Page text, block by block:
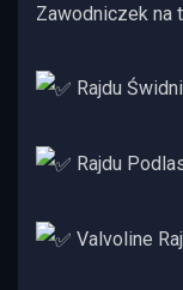
Zawodniczek na
Rajdu
Rajdu
Valvoline